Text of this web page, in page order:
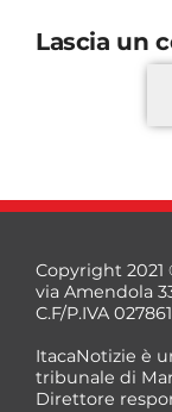
Lascia un
Copyright 2021
via Amendola
C.F/P.IVA
ItacaNotizie è
tribunale di
Direttore